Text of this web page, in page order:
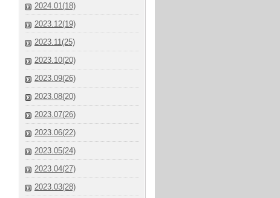
2024.01(18)
2023.12(19)
2023.11(25)
2023.10(20)
2023.09(26)
2023.08(20)
2023.07(26)
2023.06(22)
2023.05(24)
2023.04(27)
2023.03(28)